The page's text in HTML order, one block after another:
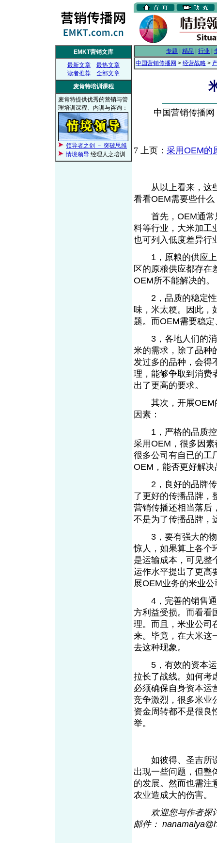
EMKT营销文库
最新文章
最热文章
读者推荐
全部文章
麦肯特培训课程
麦肯特提供优秀的营销与管
理培训课程、内训与咨询：
领导者之剑 － 突破思维
情境领导 经理人之培训
专题 精品 行业
中国营销传播网 > 经营战略 >
中国营销传播
7 上页： 采用OEM的
从以上看来，这些
看看OEM需要些什么
首先，OEM通常
料等行业，大米加工
也可列入低度差异行
1，原粮的供应上
区的原粮供应都存在
OEM所不能解决的。
2，品质的稳定性
味，米太粳。因此，
题。而OEM需要稳
3，各地人们的消
米的需求，除了品种
发过多的品种，会得
理，能够争取到消费
出了更高的要求。
其次，开展OEM
因素：
1，严格的品质控
采用OEM，很多因
很多公司有自已的工
OEM，能否更好解
2，良好的品牌传
了更好的传播品牌，
营销传播还相当落后
不是为了传播品牌，
3，要有强大的物
惊人，如果算上各个
是运输成本，可见整
运作水平提出了更高
展OEM业务的米业
4，完善的销售通
方利益受损。而看看
理。而且，米业公司
来。毕竟，在大米这
去这种现象。
5，有效的资本运
拉长了战线。如何考
必须确保自身资本运
竞争激烈，很多米业
资金周转都不是很良
举。
如彼得、圣吉所说
出现一些问题，但整
的发展。然而也需注
农业造成大的伤
欢迎您与作者探
邮件：